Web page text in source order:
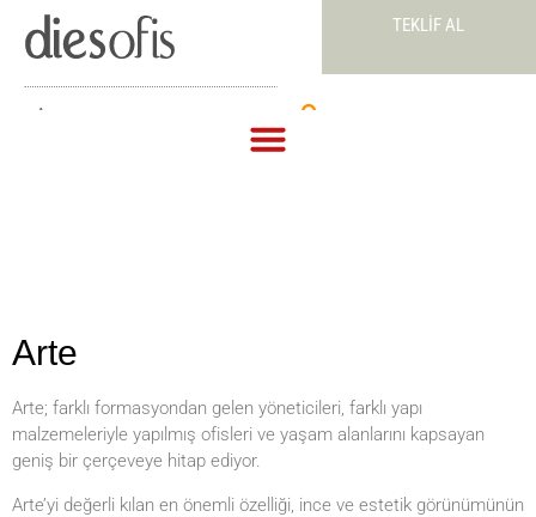
TEKLIF AL
Teklif Al
Arte
Arte; farklı formasyondan gelen yöneticileri, farklı yapı
malzemeleriyle yapılmış ofisleri ve yaşam alanlarını kapsayan
geniş bir çerçeveye hitap ediyor.
Arte’yi değerli kılan en önemli özelliği, ince ve estetik görünümünün